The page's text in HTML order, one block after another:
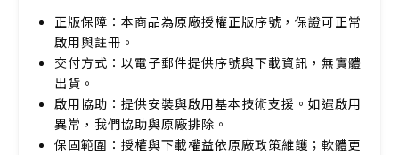
正版保障：本商品為原廠授權正版序號，保證可正常
啟用與註冊。
交付方式：以電子郵件提供序號與下載資訊，無實體
出貨。
啟用協助：提供安裝與啟用基本技術支援。如遇啟用
異常，我們協助與原廠排除。
保固範圍：授權與下載權益依原廠政策維護；軟體更